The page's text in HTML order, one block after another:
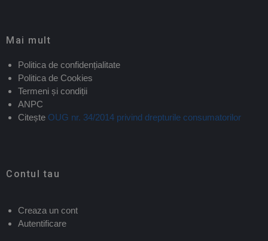
Mai mult
Politica de confidențialitate
Politica de Cookies
Termeni și condiții
ANPC
Citește OUG nr. 34/2014 privind drepturile consumatorilor
Contul tau
Creaza un cont
Autentificare